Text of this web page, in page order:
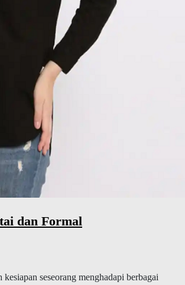
dan Formal
seseorang menghadapi berbagai